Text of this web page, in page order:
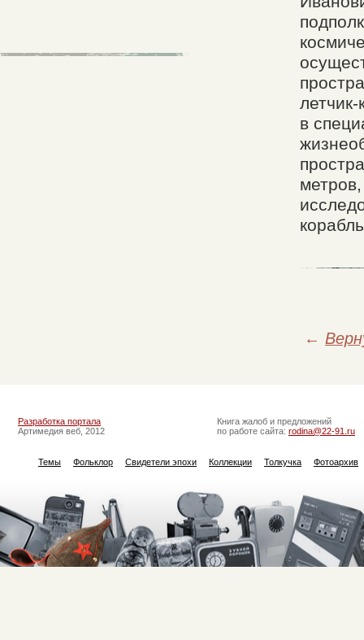
в
←
Разработка портала
Артимедия веб, 2012
Книга жалоб и предложений
по работе сайта: rodina@22-91.ru
Темы Фольклор Свидетели эпохи Коллекции Толкучка Фотоархив